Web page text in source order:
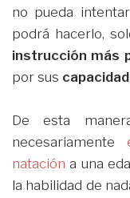
no pueda
podrá hacerlo,
instrucción más
por sus
De esta
necesariamente
natación a una
la habilidad de